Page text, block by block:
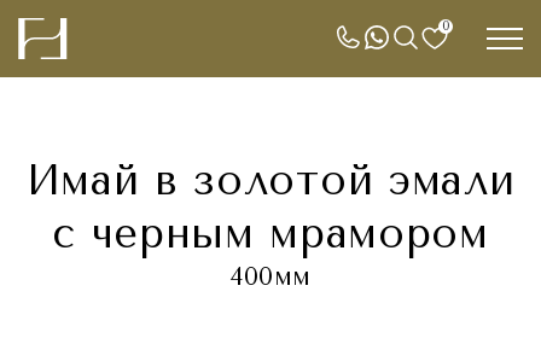
0
Имай в золотой эмали
с черным мрамором
400мм